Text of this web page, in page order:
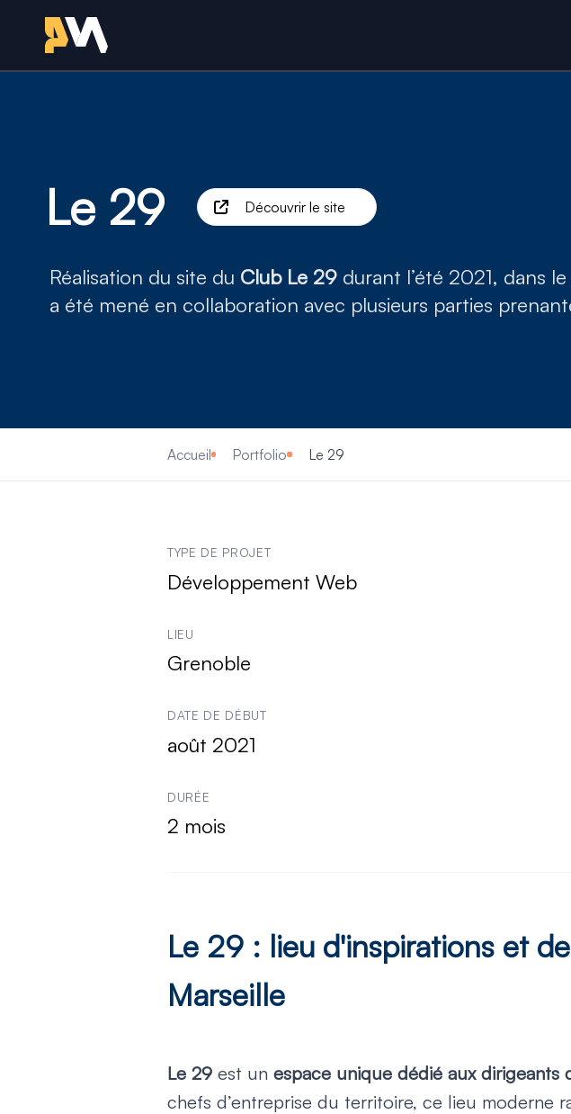
Retour à l'accueil - Site web de
Création du site vitrine
Le 29– LieuDécouvrir le site
Réalisation du site du Club Le 29durant l’été 2021, dans
a été mené en collaboration avec plusieurs parties
Accueil Portfolio Le 29
Informations clés sur le projet
TYPE DE PROJET
Développement Web
LIEU
Grenoble
DATE DE DÉBUT
août 2021
DURÉE
2 mois
Le 29 : lieu d'inspirations et
Marseille
Le 29 est un espace unique dédié aux dirigeants
chefs d’entreprise du territoire, ce lieu moderne